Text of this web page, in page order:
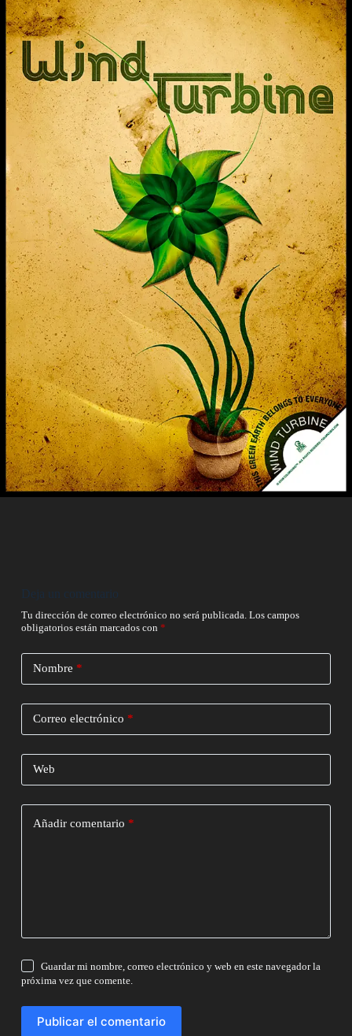
Deja un comentario
Tu dirección de correo electrónico no será publicada. Los campos
obligatorios están marcados con *
Nombre *
Correo electrónico *
Web
Añadir comentario *
Guardar mi nombre, correo electrónico y web en este navegador la
próxima vez que comente.
Publicar el comentario